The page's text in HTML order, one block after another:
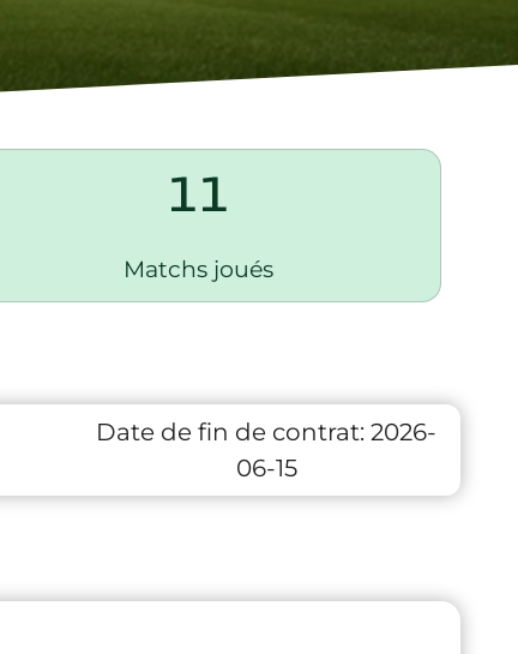
11
Matchs joués
Date de fin de contrat: 2026-
06-15